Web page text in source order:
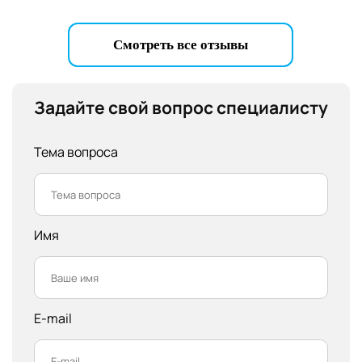
Смотреть все отзывы
Задайте свой вопрос специалисту
Тема вопроса
Имя
E-mail